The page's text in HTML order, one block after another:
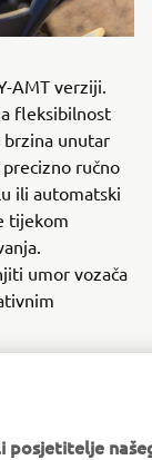
AMT verziji.
fleksibilnost
unutar
ručno
ili automatski
tijekom
umor vozača
posjetitelje